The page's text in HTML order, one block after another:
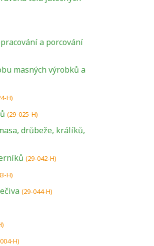
a porcování
masných výrobků a
H)
(29-025-H)
drůbeže, králíků,
(29-042-H)
H)
(29-044-H)
H)podmínkou k